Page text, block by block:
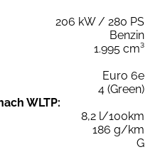
206 kW / 280 PS
Benzin
1.995 cm³
Euro 6e
4 (Green)
WLTP:
8,2 l/100km
186 g/km
G